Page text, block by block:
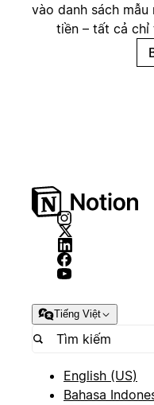
vào danh sách
tiền – tất cả chỉ
Tiếng Việt
English (US)
Bahasa